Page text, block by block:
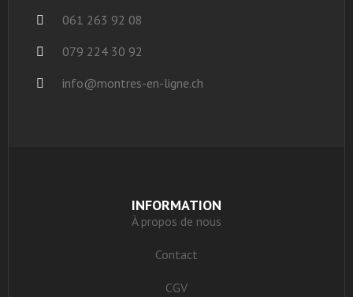
061 263 92 08
079 224 30 92
info@montres-en-ligne.ch
INFORMATION
À propos de nous
Contact
CGV